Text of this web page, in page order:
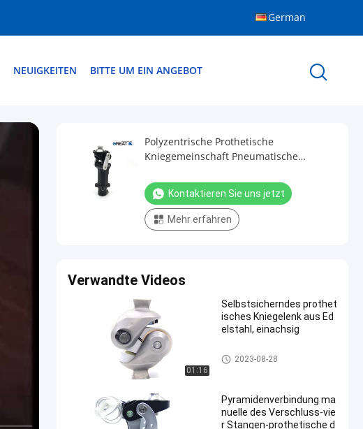
German
NEUIGKEITEN BITTE UM EIN ANGEBOT
Polyzentrische Prothetische
Kniegemeinschaft Pneumatische
Pyramidenverbindung 220Lbs
Kontaktieren Sie uns jetzt
Mehr erfahren
Verwandte Videos
01:16
Selbstsicherndes prothet
isches Kniegelenk aus Ed
elstahl, einachsig
Prothetisches Kniegelenk
2023-08-28
Pyramidenverbindung ma
nuelle des Verschluss-vie
r Stangen-prothetische d